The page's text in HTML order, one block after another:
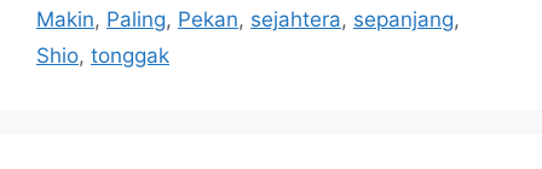
Makin, Paling, Pekan, sejahtera, sepanjang,
Shio, tonggak